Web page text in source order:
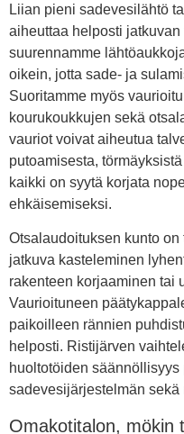
Liian pieni sadevesilähtö
aiheuttaa helposti
suurennamme
oikein, jotta sade- ja
Suoritamme myös
kourukoukkujen sekä
vauriot voivat aiheutua
putoamisesta,
kaikki on syytä korjata
ehkäisemiseksi.
Otsalaudoituksen kunto
jatkuva kasteleminen
rakenteen korjaaminen tai
Vaurioituneen
paikoilleen rännien
helposti. Ristijärven
huoltotöiden
sadevesijärjestelmän
Omakotitalon, mökin